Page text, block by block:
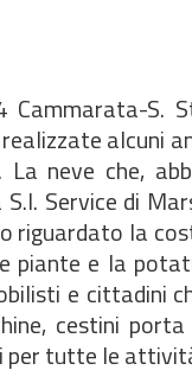
S.
alcuni
La neve che,
Service di
riguardato la
piante e la
e
cestini
per tutte le